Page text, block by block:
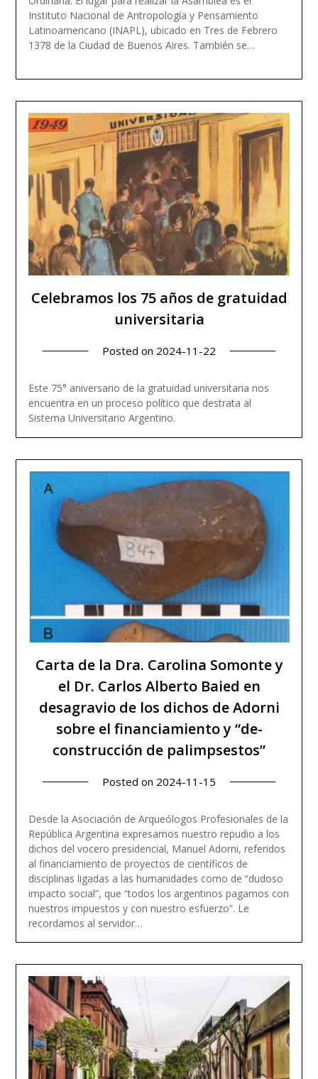
Instituto Nacional de Antropología y Pensamiento
Latinoamericano (INAPL), ubicado en Tres de Febrero
1378 de la Ciudad de Buenos Aires. También se…
Celebramos los 75 años de gratuidad
universitaria
Posted on 2024-11-22
Este 75° aniversario de la gratuidad universitaria nos
encuentra en un proceso político que destrata al
Sistema Universitario Argentino.
Carta de la Dra. Carolina Somonte y
el Dr. Carlos Alberto Baied en
desagravio de los dichos de Adorni
sobre el financiamiento y “de-
construcción de palimpsestos”
Posted on 2024-11-15
Desde la Asociación de Arqueólogos Profesionales de la
República Argentina expresamos nuestro repudio a los
dichos del vocero presidencial, Manuel Adorni, referidos
al financiamiento de proyectos de científicos de
disciplinas ligadas a las humanidades como de “dudoso
impacto social”, que “todos los argentinos pagamos con
nuestros impuestos y con nuestro esfuerzo”. Le
recordamos al servidor…